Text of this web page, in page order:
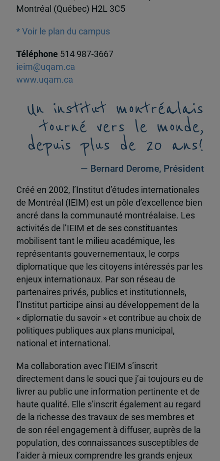
Montréal (Québec) H2L 3C5
* Voir le plan du campus
Téléphone 514 987-3667
ieim@uqam.ca
www.uqam.ca
Un institut montréalais
tourné vers le monde,
depuis plus de 20 ans!
— Bernard Derome, Président
Créé en 2002, l’Institut d’études internationales
de Montréal (IEIM) est un pôle d’excellence bien
ancré dans la communauté montréalaise. Les
activités de l’IEIM et de ses constituantes
mobilisent tant le milieu académique, les
représentants gouvernementaux, le corps
diplomatique que les citoyens intéressés par les
enjeux internationaux. Par son réseau de
partenaires privés, publics et institutionnels,
l’Institut participe ainsi au développement de la
« diplomatie du savoir » et contribue au choix de
politiques publiques aux plans municipal,
national et international.
Ma collaboration avec l’IEIM s’inscrit
directement dans le souci que j’ai toujours eu de
livrer au public une information pertinente et de
haute qualité. Elle s’inscrit également au regard
de la richesse des travaux de ses membres et
de son réel engagement à diffuser, auprès de la
population, des connaissances susceptibles de
l’aider à mieux comprendre les grands enjeux